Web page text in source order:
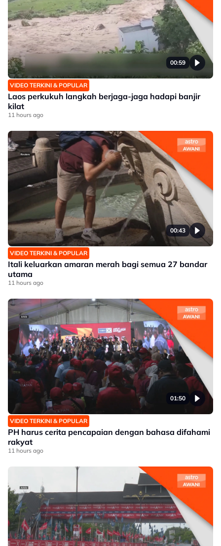
00:59
VIDEO TERKINI & POPULAR
Laos perkukuh langkah berjaga-jaga hadapi banjir
kilat
11 hours ago
00:43
VIDEO TERKINI & POPULAR
Itali keluarkan amaran merah bagi semua 27 bandar
utama
11 hours ago
01:50
VIDEO TERKINI & POPULAR
PH harus cerita pencapaian dengan bahasa difahami
rakyat
11 hours ago